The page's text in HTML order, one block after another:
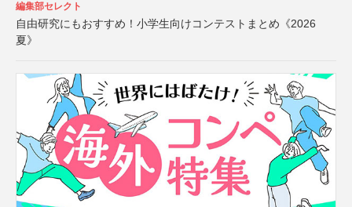
編集部セレクト
自由研究にもおすすめ！小学生向けコンテストまとめ《2026
夏》